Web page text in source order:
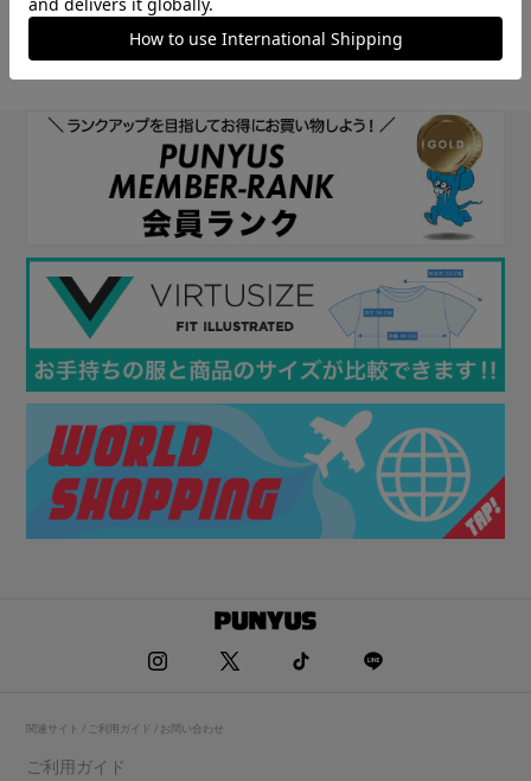
関連サイト / ご利用ガイド / お問い合わせ
ご利用ガイド